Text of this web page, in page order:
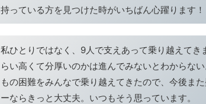
持っている方を見つけた時がいちばん心躍ります！
私ひとりではなく、9人で支えあって乗り越えてき
らい高くて分厚いのかは進んでみないとわからな
もの困難をみんなで乗り越えてきたので、今後ま
ーならきっと大丈夫。いつもそう思っています。